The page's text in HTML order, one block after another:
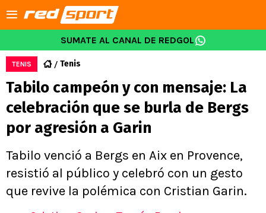
SUMATE AL CANAL DE REDGOL
TENIS Tenis
Tabilo campeón y con mensaje: La
celebración que se burla de Bergs
por agresión a Garin
Tabilo venció a Bergs en Aix en Provence,
resistió al público y celebró con un gesto
que revive la polémica con Cristian Garin.